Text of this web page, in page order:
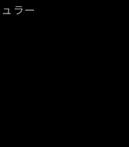
ラー